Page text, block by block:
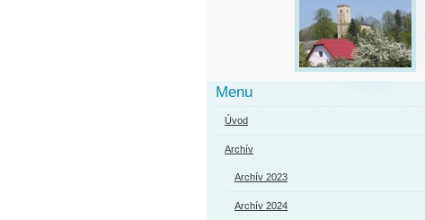
Menu
Úvod
Archív
Archív 2023
Archív 2024